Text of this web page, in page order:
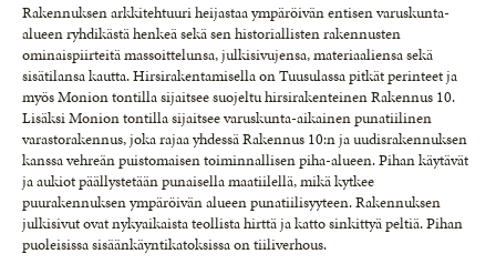
Rakennuksen arkkitehtuuri heijastaa ympäröivän entisen varuskunta-
alueen ryhdikästä henkeä sekä sen historiallisten rakennusten
ominaispiirteitä massoittelunsa, julkisivujensa, materiaaliensa sekä
sisätilansa kautta. Hirsirakentamisella on Tuusulassa pitkät perinteet ja
myös Monion tontilla sijaitsee suojeltu hirsirakenteinen Rakennus 10.
Lisäksi Monion tontilla sijaitsee varuskunta-aikainen punatiilinen
varastorakennus, joka rajaa yhdessä Rakennus 10:n ja uudisrakennuksen
kanssa vehreän puistomaisen toiminnallisen piha-alueen. Pihan käytävät
ja aukiot päällystetään punaisella maatiilellä, mikä kytkee
puurakennuksen ympäröivän alueen punatiilisyyteen. Rakennuksen
julkisivut ovat nykyaikaista teollista hirttä ja katto sinkittyä peltiä. Pihan
puoleisissa sisäänkäyntikatoksissa on tiiliverhous.